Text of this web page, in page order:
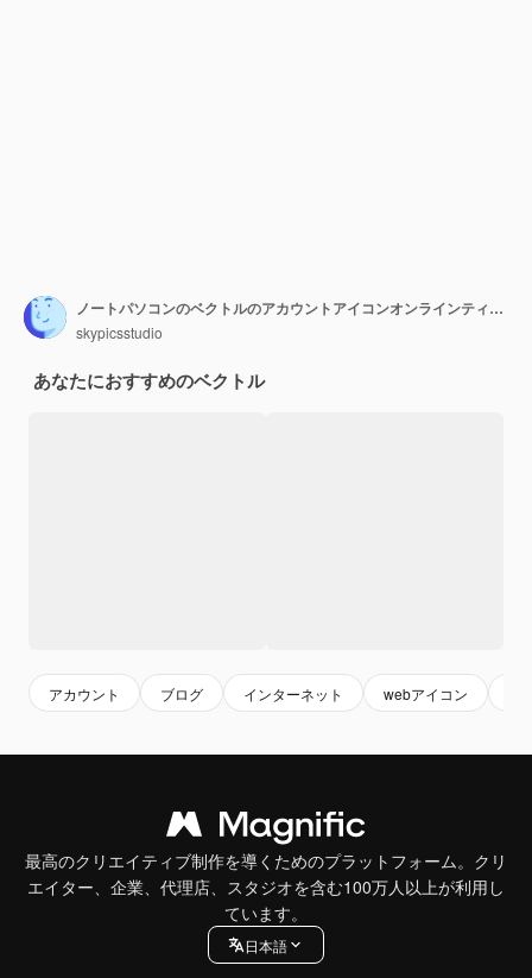
ノートパソコンのベクトルのアカウントアイコンオンラインティーンポータル
skypicsstudio
あなたにおすすめのベクトル
アカウント ブログ インターネット webアイコン
最高のクリエイティブ制作を導くためのプラットフォーム。クリ
エイター、企業、代理店、スタジオを含む100万人以上が利用し
ています。
日本語